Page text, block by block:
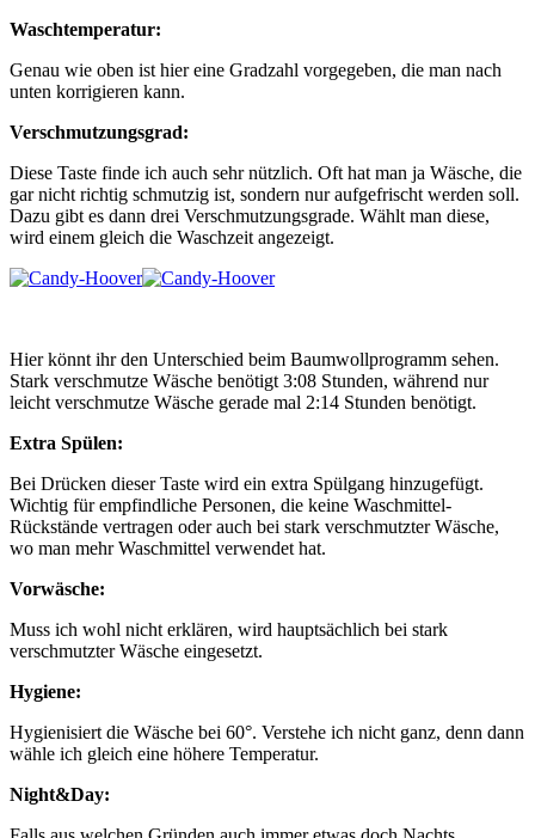
Waschtemperatur:
Genau wie oben ist hier eine Gradzahl vorgegeben, die man nach
unten korrigieren kann.
Verschmutzungsgrad:
Diese Taste finde ich auch sehr nützlich. Oft hat man ja Wäsche, die
gar nicht richtig schmutzig ist, sondern nur aufgefrischt werden soll.
Dazu gibt es dann drei Verschmutzungsgrade. Wählt man diese,
wird einem gleich die Waschzeit angezeigt.
Hier könnt ihr den Unterschied beim Baumwollprogramm sehen.
Stark verschmutze Wäsche benötigt 3:08 Stunden, während nur
leicht verschmutze Wäsche gerade mal 2:14 Stunden benötigt.
Extra Spülen:
Bei Drücken dieser Taste wird ein extra Spülgang hinzugefügt.
Wichtig für empfindliche Personen, die keine Waschmittel-
Rückstände vertragen oder auch bei stark verschmutzter Wäsche,
wo man mehr Waschmittel verwendet hat.
Vorwäsche:
Muss ich wohl nicht erklären, wird hauptsächlich bei stark
verschmutzter Wäsche eingesetzt.
Hygiene:
Hygienisiert die Wäsche bei 60°. Verstehe ich nicht ganz, denn dann
wähle ich gleich eine höhere Temperatur.
Night&Day: